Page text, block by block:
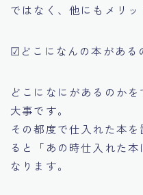
ではなく、他にもメリ
☑どこになんの本がある
どこになにがあるのか
大事です。
その都度で仕入れた本
ると
「あの時仕入れた本
なります。